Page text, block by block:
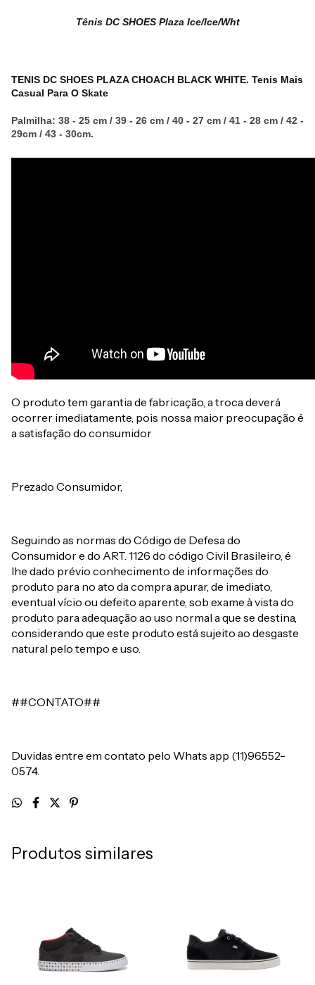
Tênis DC SHOES Plaza Ice/Ice/Wht
TENIS DC SHOES PLAZA CHOACH BLACK WHITE. Tenis Mais
Casual Para O Skate
Palmilha: 38 - 25 cm / 39 - 26 cm / 40 - 27 cm / 41 - 28 cm / 42 -
29cm / 43 - 30cm.
O produto tem garantia de fabricação, a troca deverá
ocorrer imediatamente, pois nossa maior preocupação é
a satisfação do consumidor
Prezado Consumidor,
Seguindo as normas do Código de Defesa do
Consumidor e do ART. 1126 do código Civil Brasileiro, é
lhe dado prévio conhecimento de informações do
produto para no ato da compra apurar, de imediato,
eventual vício ou defeito aparente, sob exame à vista do
produto para adequação ao uso normal a que se destina,
considerando que este produto está sujeito ao desgaste
natural pelo tempo e uso.
##CONTATO##
Duvidas entre em contato pelo Whats app (11)96552-
0574.
Produtos similares